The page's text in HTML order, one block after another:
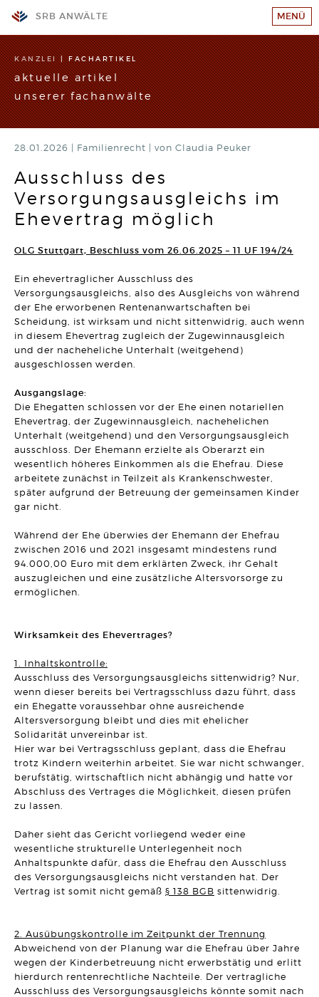
KANZLEI|FACHARTIKEL
aktuelle artikel
unserer fachanwälte
WIR SUCHEN VERSTÄRKUNG!
ARBEITSRECHT
Wahrheitswidriger Vortrag vor Gericht kann den
Arbeitsplatz kosten
Artikel vom 09.06.2026 | Dr. Thomas Braitsch
Bauträger haften bei unwirksamer Abnahmeklausel 30
Jahre für Mängel
Artikel vom 12.05.2026 | David Hellmanzik
UNTERNEHMENSRECHT
Neue Klarheit zur Wirksamkeit von sogenannten freien
Hinauskündigungsklauseln bei
Management-/Geschäftsführerbeteiligungen
Artikel vom 29.04.2026 | Hanno Stangier
AKTUELLES
Herzlichen Glückwunsch zur Verleihung des
Fachanwaltstitels
Artikel vom 27.04.2026 | SRB
MIETRECHT
wirksam
Artikel vom 01.04.2026 | Sonja Borchard
Aufgedrängte Mangelbeseitigung nach Fristablauf lässt
Artikel vom 24.03.2026 | David Hellmanzik
ARBEITSRECHT
Fristlose Kündigung wegen Tätlichkeit gegenüber einem
DR. BO`S ERBRECHTS LEXIKON #5
Artikel vom 09.03.2026 | Dr. Michael Borchard
UNTERNEHMENSRECHT
Flucht einer GmbH vor seinen Gläubigern durch
Sitzverlegung verhindert!
Artikel vom 03.03.2026 | Hanno Stangier
MIETRECHT
Darf eine Untervermietung darauf ausgerichtet sein, einen
Gewinn zu erzielen?
Artikel vom 23.02.2026 | Sonja Borchard
Schadensersatz bei permanent unzulässiger Überwachung
des Arbeitsplatzes
Artikel vom 12.02.2026 | Ralf Regel
BAURECHT
Gebäudetyp E: "E" wie "einfach" oder "E" wie
FAMILIENRECHT
Ausschluss des Versorgungsausgleichs im Ehevertrag
möglich
Artikel vom 28.01.2026 | Claudia Peuker
28.01.2026 | Familienrecht von Claudia Peuker
Ausschluss des
Versorgungsausgleichs im
Ehevertrag möglich
OLG Stuttgart, Beschluss vom 26.06.2025 – 11 UF 194/24
Ein ehevertraglicher Ausschluss des
Versorgungsausgleichs, also des Ausgleichs von während
der Ehe erworbenen Rentenanwartschaften bei
Scheidung, ist wirksam und nicht sittenwidrig, auch wenn
in diesem Ehevertrag zugleich der Zugewinnausgleich
und der nacheheliche Unterhalt (weitgehend)
ausgeschlossen werden.
Ausgangslage:
Die Ehegatten schlossen vor der Ehe einen notariellen
Ehevertrag, der Zugewinnausgleich, nachehelichen
Unterhalt (weitgehend) und den Versorgungsausgleich
ausschloss. Der Ehemann erzielte als Oberarzt ein
wesentlich höheres Einkommen als die Ehefrau. Diese
arbeitete zunächst in Teilzeit als Krankenschwester,
später aufgrund der Betreuung der gemeinsamen Kinder
gar nicht.
Während der Ehe überwies der Ehemann der Ehefrau
zwischen 2016 und 2021 insgesamt mindestens rund
94.000,00 Euro mit dem erklärten Zweck, ihr Gehalt
auszugleichen und eine zusätzliche Altersvorsorge zu
ermöglichen.
Wirksamkeit des Ehevertrages?
1. Inhaltskontrolle:
Ausschluss des Versorgungsausgleichs sittenwidrig? Nur,
wenn dieser bereits bei Vertragsschluss dazu führt, dass
ein Ehegatte voraussehbar ohne ausreichende
Altersversorgung bleibt und dies mit ehelicher
Solidarität unvereinbar ist.
Hier war bei Vertragsschluss geplant, dass die Ehefrau
trotz Kindern weiterhin arbeitet. Sie war nicht schwanger,
berufstätig, wirtschaftlich nicht abhängig und hatte vor
Abschluss des Vertrages die Möglichkeit, diesen prüfen
zu lassen.
Daher sieht das Gericht vorliegend weder eine
wesentliche strukturelle Unterlegenheit noch
Anhaltspunkte dafür, dass die Ehefrau den Ausschluss
des Versorgungsausgleichs nicht verstanden hat. Der
Vertrag ist somit nicht gemäß § 138 BGB sittenwidrig.
2. Ausübungskontrolle im Zeitpunkt der Trennung
Abweichend von der Planung war die Ehefrau über Jahre
wegen der Kinderbetreuung nicht erwerbstätig und erlitt
hierdurch rentenrechtliche Nachteile. Der vertragliche
Ausschluss des Versorgungsausgleichs könnte somit nach
MENÜ
SRB ANWÄLTE
KANZLEI
TEAM
GESCHÄFTSFELDER
STANDORTE
SRB-AKADEMIE
KARRIERE
KONTAKT
IMPRESSUM/DATENSCHUTZ
SITEMAP